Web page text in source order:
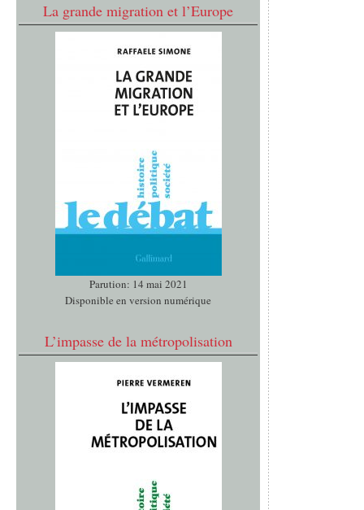
La grande migration et l’Europe
Parution: 14 mai 2021
Disponible en version numérique
L’impasse de la métropolisation